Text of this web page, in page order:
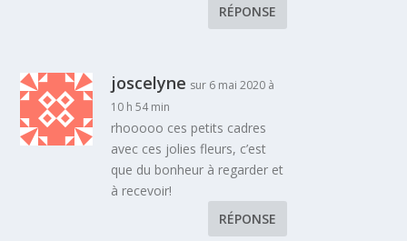
RÉPONSE
joscelyne sur 6 mai 2020 à
10 h 54 min
rhooooo ces petits cadres
avec ces jolies fleurs, c’est
que du bonheur à regarder et
à recevoir!
RÉPONSE